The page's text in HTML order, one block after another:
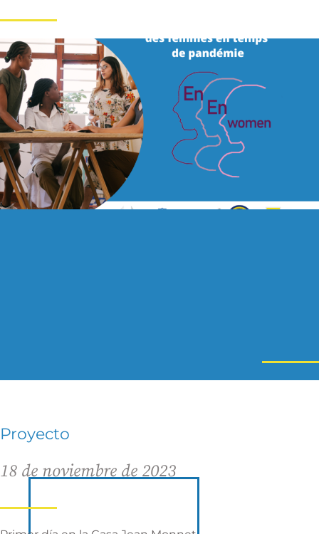
Proyecto
18 de noviembre de 2023